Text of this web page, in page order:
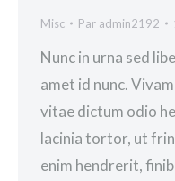
Misc Par admin2192
Nunc in urna sed
amet id nunc.
vitae dictum odio
lacinia tortor, ut
enim hendrerit,